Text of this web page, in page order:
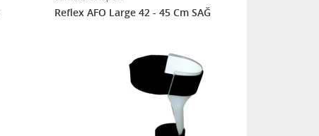
Reflex AFO Large 42 - 45 Cm SAĞ